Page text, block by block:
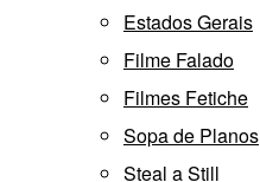
Estados Gerais
Filme Falado
Filmes Fetiche
Sopa de Planos
Steal a Still